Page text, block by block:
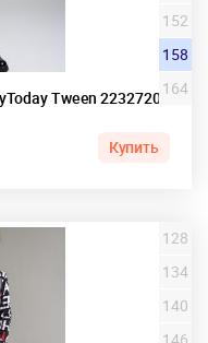
Tween 22327201
152
158
164
Купить
128
134
140